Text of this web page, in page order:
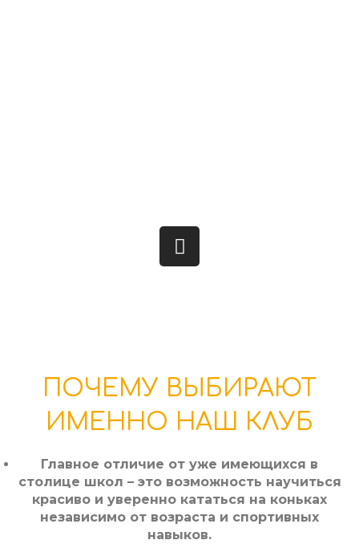
ПОЧЕМУ ВЫБИРАЮТ
ИМЕННО НАШ КЛУБ
Главное отличие от уже имеющихся в
столице школ – это возможность научиться
красиво и уверенно кататься на коньках
независимо от возраста и спортивных
навыков.